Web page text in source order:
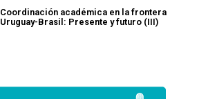
Coordinación académica en la frontera
Uruguay-Brasil: Presente y futuro (III)